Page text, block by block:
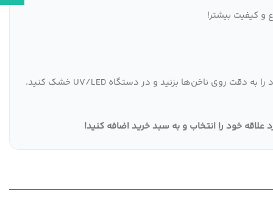
و کیفیت بیشتر!
با رنگ دلخواه خود را به دقت روی ناخن‌ها بزنید و در دستگاه UV/LED خشک کنید.
!